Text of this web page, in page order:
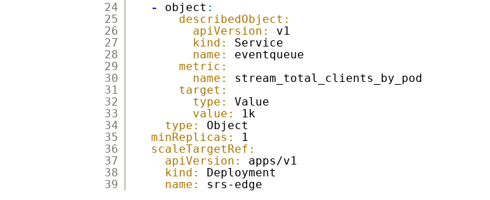
24
25
26
27
28
29
30
31
32
33
34
35
36
37
38
39
-
object :
describedObject:
apiVersion:
v1​
kind:
Service​
name:
eventqueue​
metric:
name:
stream_total_clients_by_pod​
target:
type:
Value​
value:
1k​
type:
Object​
minReplicas:
1​
scaleTargetRef:
apiVersion:
apps/v1​
kind:
Deployment​
name:
srs-edge​